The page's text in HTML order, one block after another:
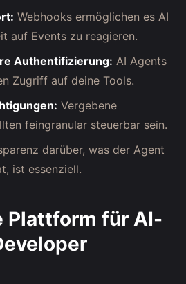
Webhooks ermöglichen es AI
auf Events zu reagieren.
Authentifizierung: AI Agents
Zugriff auf deine Tools.
Vergebene
feingranular steuerbar sein.
darüber, was der Agent
ist essenziell.
Plattform für AI-